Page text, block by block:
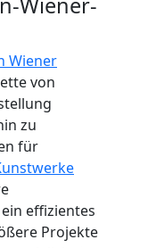
Wiener
von
zu
für
effizientes
Projekte